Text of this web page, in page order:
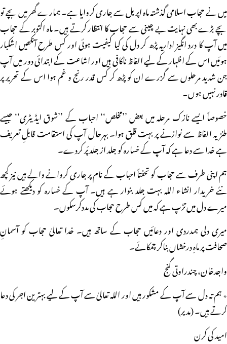
میں نے حجاب اسلامی گذشتہ ماہ اپریل سے جاری کروایا ہے۔ ہمارے گھر میں بچے تو
بچے بڑے بھی نہایت بے چینی سے حجاب کا انتظار کرتے ہیں۔ ماہ اکتوبر کے حجاب
میں آپ کا درد انگیز اداریہ پڑھ کر دل کی کیا کیفیت ہوئی اور کس طرح آنکھیں اشکبار
ہوئیں اس کے اظہار کے لیے الفاظ ناکافی ہیں اور اشاعت کے ابتدائی دور میں آپ
جن شدید مرحلوں سے گزرے ان کو پڑھ کر کس قدر رنج و غم ہوا اس کے تحریر پر
قادر نہیں ہوں۔
خصوصاً ایسے نازک مرحلہ میں بعض ’’مخلص‘‘ احباب کے ’’شوق ایڈیٹری‘‘ جیسے
طنزیہ الفاظ سے نوازنے پر بہت قلق ہوا۔ بہرحال آپ کی استقامت قابلِ تعریف
ہے خدا سے دعا ہے کہ آپ کے خسارہ کو جلد از جلد پُر کردے۔
ہم اپنی طرف سے حجاب کو تحفتاً احباب کے نام پر جاری کروانے والے ہیں نیز کچھ
نئے خریدار انشاء اللہ بہت جلد بنوار ہے ہیں۔ آپ کے خسارہ کو دیکھتے ہوئے
میرے دل میں تڑپ ہے کہ میں کس طرح حجاب کی مددکرسکوں۔
میری دلی ہمدردی اور دعائیں حجاب کے ساتھ ہیں۔ خدا تعالیٰ حجاب کو آسمانِ
صحافت پر ماہِ درخشاں بناکر چمکائے۔
واجدخان، چندراوتی گنج
٭ ہم تہ دل سے آپ کے مشکور ہیں اور اللہ تعالیٰ سے آپ کے لیے بہترین اجر کی دعا
کرتے ہیں۔ (مدیر)
امید کی کرن